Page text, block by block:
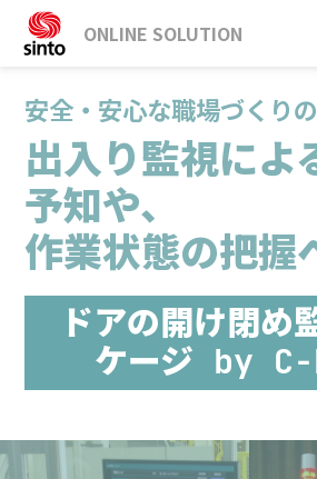
ONLINE SOLUTION
安全・安心な職場づくり
出入り監視によ
予知や、
作業状態の把握
ドアの開け閉め
ケージ by C-